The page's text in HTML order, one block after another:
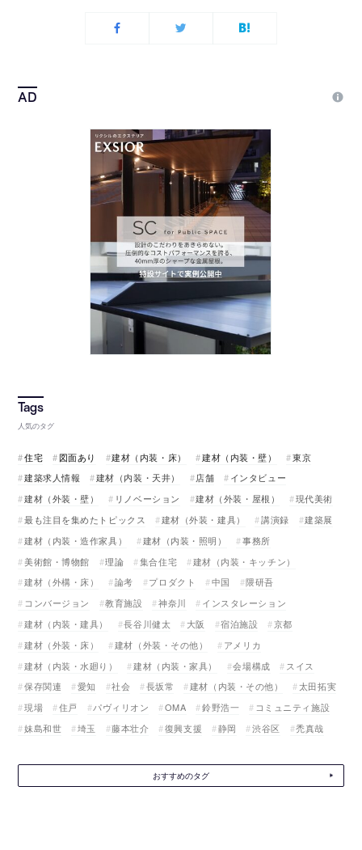
人気のタグ
住宅 図面あり 建材（内装・床） 建材（内装・壁）
東京
建築求人情報
建材（内装・天井） 店舗
インタビュー
建材（外装・壁）
リノベーション 建材（外装・屋根）
現代美術
最も注目を集めたトピックス
建材（外装・建具） 講演録
建築展
建材（内装・造作家具）
建材（内装・照明）
事務所
美術館・博物館
理論 集合住宅
建材（内装・キッチン）
建材（外構・床）
論考 プロダクト 中国
隈研吾
コンバージョン
教育施設 神奈川
インスタレーション
建材（内装・建具）
長谷川健太 大阪 宿泊施設
京都
建材（外装・床）
建材（外装・その他）
アメリカ
建材（内装・水廻り）
建材（内装・家具） 会場構成
スイス
保存関連
愛知 社会 長坂常 建材（内装・その他）
太田拓実
現場
住戸 パヴィリオン OMA 鈴野浩一
コミュニティ施設
妹島和世
埼玉 藤本壮介 復興支援 静岡 渋谷区 禿真哉
おすすめのタグ